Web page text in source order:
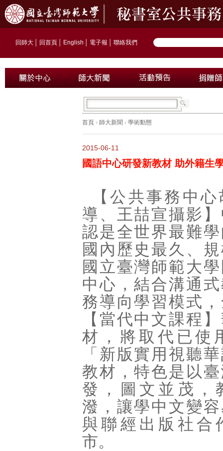
回師大 回首頁 English 電子報 聯絡我們
首頁 › 師大新聞 › 學術動態
2015-06-11
國語中心研發新教材 助外籍生
【公共事務中
導、王喆宣攝影
認是全世界最難
國內歷史最久、
國立臺灣師範大
中心，結合溝通
務導向學習模式
【當代中文課程
材，將取代已使
「新版實用視聽
教材，特色是以
發，圖文並茂，
潑，讓學中文變
與聯經出版社合
市。